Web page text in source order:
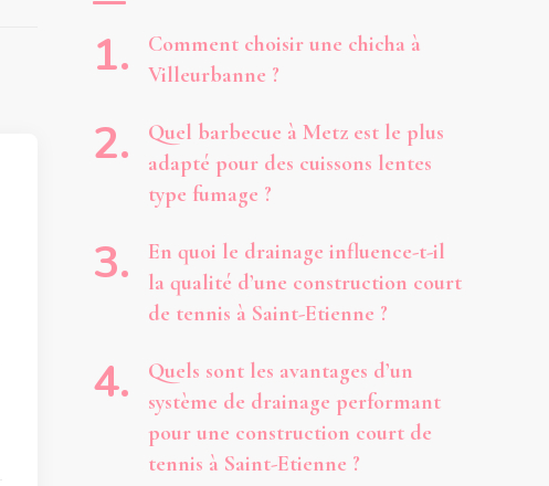
Comment choisir une chicha à
Villeurbanne ?
Quel barbecue à Metz est le plus
adapté pour des cuissons lentes
type fumage ?
En quoi le drainage influence-t-il
la qualité d’une construction court
de tennis à Saint-Etienne ?
Quels sont les avantages d’un
système de drainage performant
pour une construction court de
tennis à Saint-Etienne ?